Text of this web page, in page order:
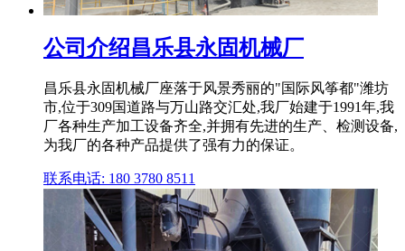
公司介绍昌乐县永固机械厂
昌乐县永固机械厂座落于风景秀丽的"国际风筝都"潍坊
市,位于309国道路与万山路交汇处,我厂始建于1991年,我
厂各种生产加工设备齐全,并拥有先进的生产、检测设备,
为我厂的各种产品提供了强有力的保证。
联系电话: 180 3780 8511